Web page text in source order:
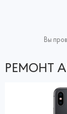
Вы
РЕМОНТ